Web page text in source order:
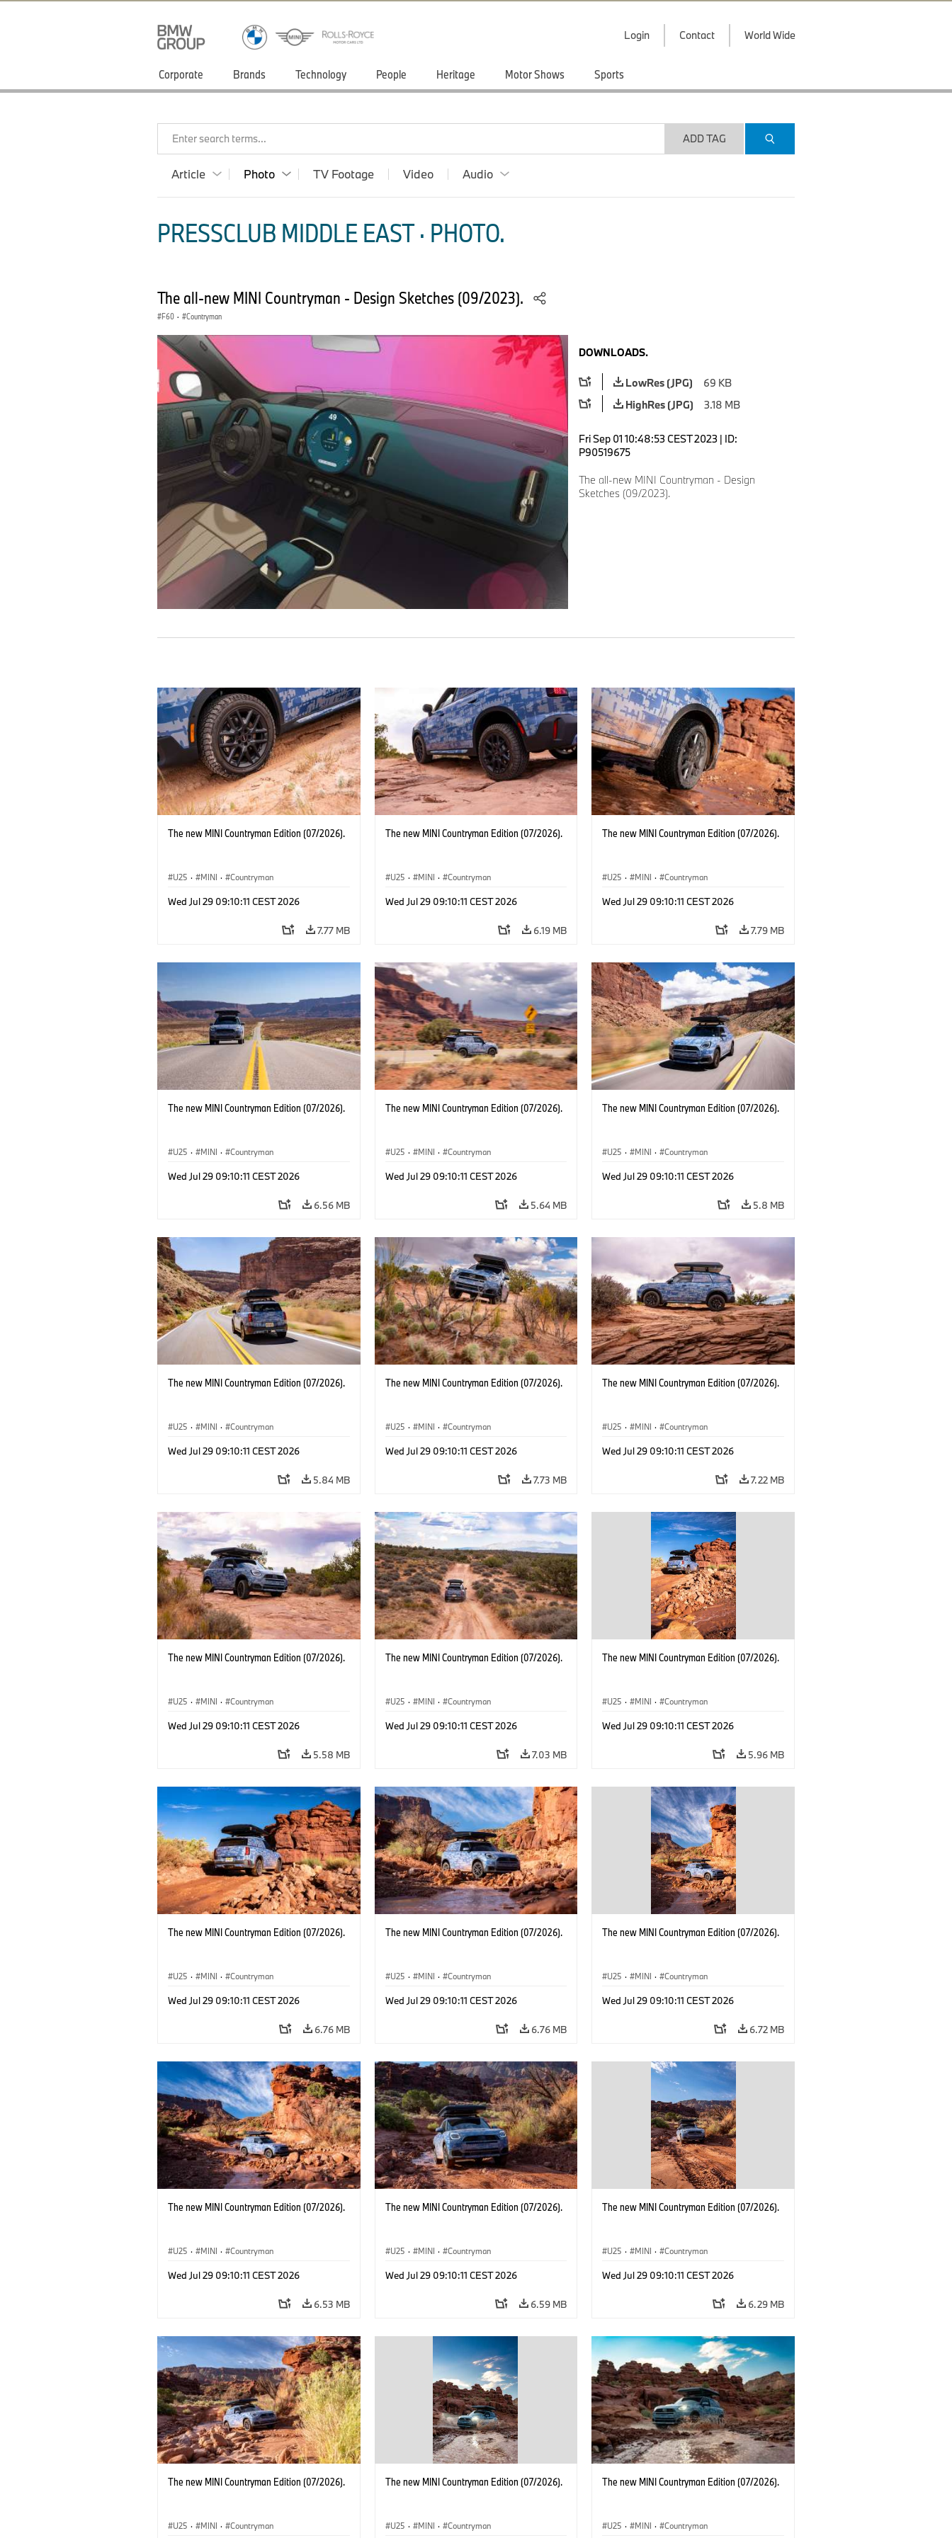
Login Contact World Wide
Corporate Brands Technology People Heritage Motor Shows Sports
Enter search terms... ADD TAG
Article Photo TV Footage Video Audio
PRESSCLUB MIDDLE EAST · PHOTO.
The all-new MINI Countryman - Design Sketches (09/2023).
F60 · Countryman
DOWNLOADS.
LowRes (JPG)
69 KB
HighRes (JPG)
3.18 MB
Fri Sep 01 10:48:53 CEST 2023 | ID:
P90519675
The all-new MINI Countryman - Design
Sketches (09/2023).
The new MINI Countryman Edition (07/2026).
U25 · MINI · Countryman
Wed Jul 29 09:10:11 CEST 2026
7.77 MB
The new MINI Countryman Edition (07/2026).
U25 · MINI · Countryman
Wed Jul 29 09:10:11 CEST 2026
6.19 MB
The new MINI Countryman Edition (07/2026).
U25 · MINI · Countryman
Wed Jul 29 09:10:11 CEST 2026
7.79 MB
The new MINI Countryman Edition (07/2026).
U25 · MINI · Countryman
Wed Jul 29 09:10:11 CEST 2026
6.56 MB
The new MINI Countryman Edition (07/2026).
U25 · MINI · Countryman
Wed Jul 29 09:10:11 CEST 2026
5.64 MB
The new MINI Countryman Edition (07/2026).
U25 · MINI · Countryman
Wed Jul 29 09:10:11 CEST 2026
5.8 MB
The new MINI Countryman Edition (07/2026).
U25 · MINI · Countryman
Wed Jul 29 09:10:11 CEST 2026
5.84 MB
The new MINI Countryman Edition (07/2026).
U25 · MINI · Countryman
Wed Jul 29 09:10:11 CEST 2026
7.73 MB
The new MINI Countryman Edition (07/2026).
U25 · MINI · Countryman
Wed Jul 29 09:10:11 CEST 2026
7.22 MB
The new MINI Countryman Edition (07/2026).
U25 · MINI · Countryman
Wed Jul 29 09:10:11 CEST 2026
5.58 MB
The new MINI Countryman Edition (07/2026).
U25 · MINI · Countryman
Wed Jul 29 09:10:11 CEST 2026
7.03 MB
The new MINI Countryman Edition (07/2026).
U25 · MINI · Countryman
Wed Jul 29 09:10:11 CEST 2026
5.96 MB
The new MINI Countryman Edition (07/2026).
U25 · MINI · Countryman
Wed Jul 29 09:10:11 CEST 2026
6.76 MB
The new MINI Countryman Edition (07/2026).
U25 · MINI · Countryman
Wed Jul 29 09:10:11 CEST 2026
6.76 MB
The new MINI Countryman Edition (07/2026).
U25 · MINI · Countryman
Wed Jul 29 09:10:11 CEST 2026
6.72 MB
The new MINI Countryman Edition (07/2026).
U25 · MINI · Countryman
Wed Jul 29 09:10:11 CEST 2026
6.53 MB
The new MINI Countryman Edition (07/2026).
U25 · MINI · Countryman
Wed Jul 29 09:10:11 CEST 2026
6.59 MB
The new MINI Countryman Edition (07/2026).
U25 · MINI · Countryman
Wed Jul 29 09:10:11 CEST 2026
6.29 MB
The new MINI Countryman Edition (07/2026).
U25 · MINI · Countryman
The new MINI Countryman Edition (07/2026).
U25 · MINI · Countryman
The new MINI Countryman Edition (07/2026).
U25 · MINI · Countryman